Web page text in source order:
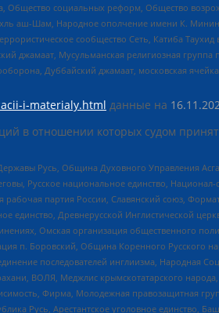
Общество социальных реформ, Общество
аш-Шам, Народное ополчение имени К.
сообщество Сеть, Катиба
джамаат, Мусульманская религиозная
Дуббайский джамаат, московская
i-materialy.html данные на
в отношении которых судом
Русь, Община Духовного Управления
Русское национальное единство,
партия России, Славянский союз,
единство, Древнерусской Инглистической
Омская организация общественного
п. Боровский, Община Коренного Русского
последователей инглиизма, Народная
ВОЛЯ, Меджлис крымскотатарского
Фирма, Молодежная правозащитная
Русь, Арестантское уголовное